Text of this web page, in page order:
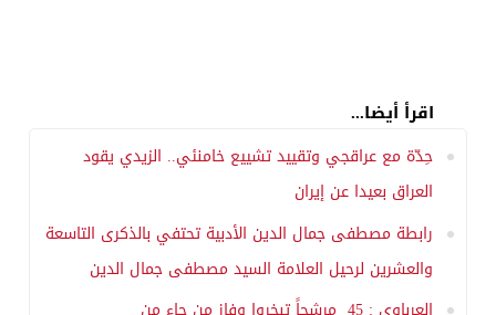
اقرأ أيضا...
حِدّة مع عراقجي وتقييد تشييع خامنئي.. الزيدي يقود
العراق بعيدا عن إيران
رابطة مصطفى جمال الدين الأدبية تحتفي بالذكرى التاسعة
والعشرين لرحيل العلامة السيد مصطفى جمال الدين